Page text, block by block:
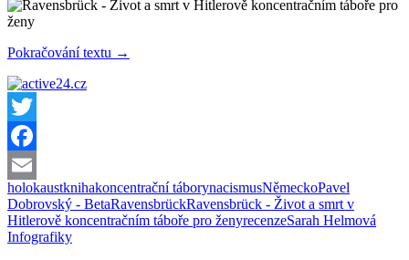
Pokračování textu Kniha:
koncentračním
táboře
pro
ženy
→
Twitter
Facebook
Email
holokaustknihakoncentrační táborynacismusNěmeckoPavel
Dobrovský - BetaRavensbrückRavensbrück - Život a smrt v
Hitlerově koncentračním táboře pro ženyrecenzeSarah Helmová
Infografiky